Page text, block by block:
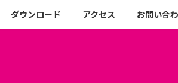
ダウンロード アクセス お問い合